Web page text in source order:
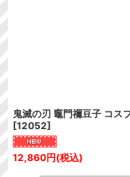
鬼滅の刃 竈門禰豆子 コス
[12052]
12,860円(税込)